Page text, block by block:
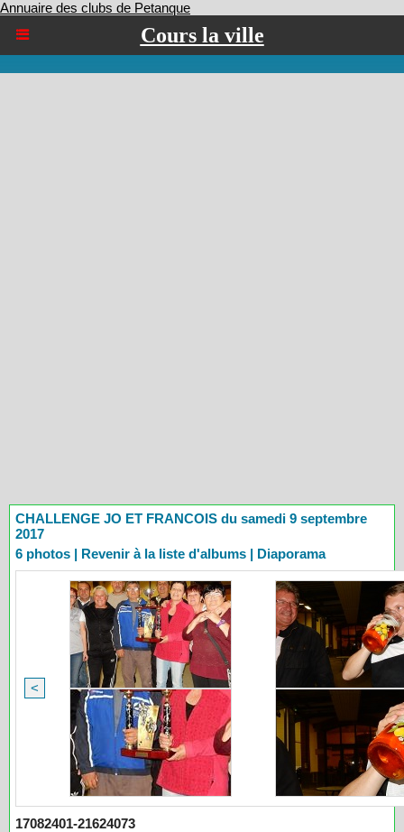
Annuaire des clubs de Petanque
Cours la ville
CHALLENGE JO ET FRANCOIS du samedi 9 septembre
2017
6 photos | Revenir à la liste d'albums | Diaporama
<
17082401-21624073